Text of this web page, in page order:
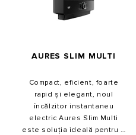
AURES SLIM MULTI
Compact, eficient, foarte
rapid și elegant, noul
încălzitor instantaneu
electric Aures Slim Multi
este soluția ideală pentru a